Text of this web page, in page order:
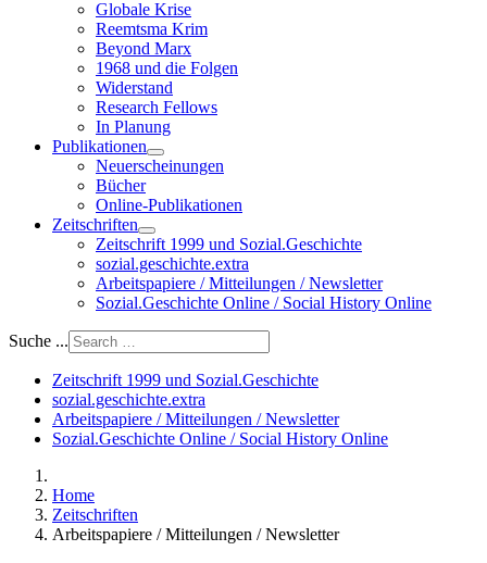
Globale Krise
Reemtsma Krim
Beyond Marx
1968 und die Folgen
Widerstand
Research Fellows
In Planung
Publikationen
Neuerscheinungen
Bücher
Online-Publikationen
Zeitschriften
Zeitschrift 1999 und Sozial.Geschichte
sozial.geschichte.extra
Arbeitspapiere / Mitteilungen / Newsletter
Sozial.Geschichte Online / Social History Online
Suche ...
Zeitschrift 1999 und Sozial.Geschichte
sozial.geschichte.extra
Arbeitspapiere / Mitteilungen / Newsletter
Sozial.Geschichte Online / Social History Online
Home
Zeitschriften
Arbeitspapiere / Mitteilungen / Newsletter